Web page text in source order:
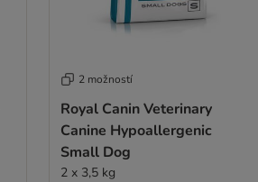
2 možností
Royal Canin Veterinary
Canine Hypoallergenic
Small Dog
2 x 3,5 kg